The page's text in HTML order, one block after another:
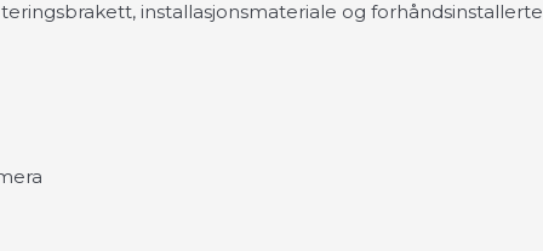
installasjonsmateriale og